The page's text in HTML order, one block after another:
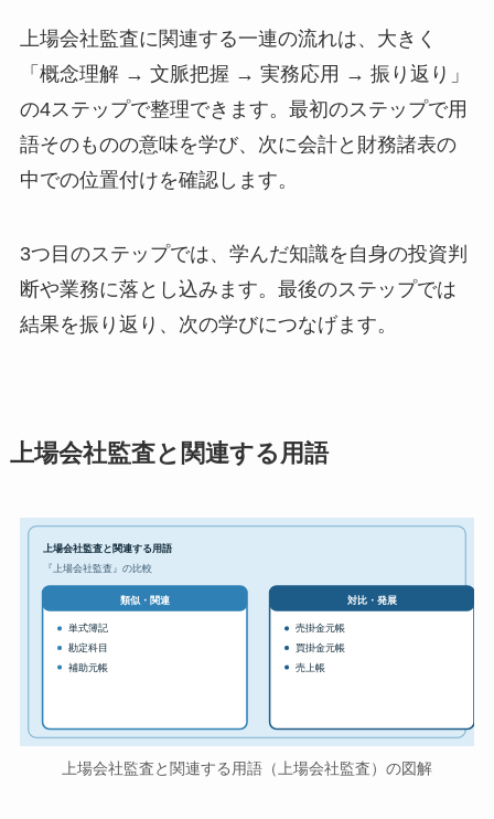
上場会社監査に関連する一連の流れは、大きく
「概念理解 → 文脈把握 → 実務応用 → 振り返り」
の4ステップで整理できます。最初のステップで用
語そのものの意味を学び、次に会計と財務諸表の
中での位置付けを確認します。
3つ目のステップでは、学んだ知識を自身の投資判
断や業務に落とし込みます。最後のステップでは
結果を振り返り、次の学びにつなげます。
上場会社監査と関連する用語
上場会社監査と関連する用語
『上場会社監査』の比較
類似・関連
単式簿記
勘定科目
補助元帳
対比・発展
売掛金元帳
買掛金元帳
売上帳
上場会社監査と関連する用語（上場会社監査）の図解